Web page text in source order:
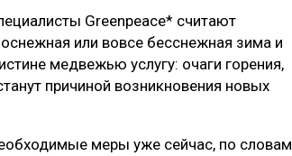
Greenpeace* считают
или вовсе бесснежная зима и
медвежью услугу: очаги горения,
причиной возникновения новых
меры уже сейчас, по словам